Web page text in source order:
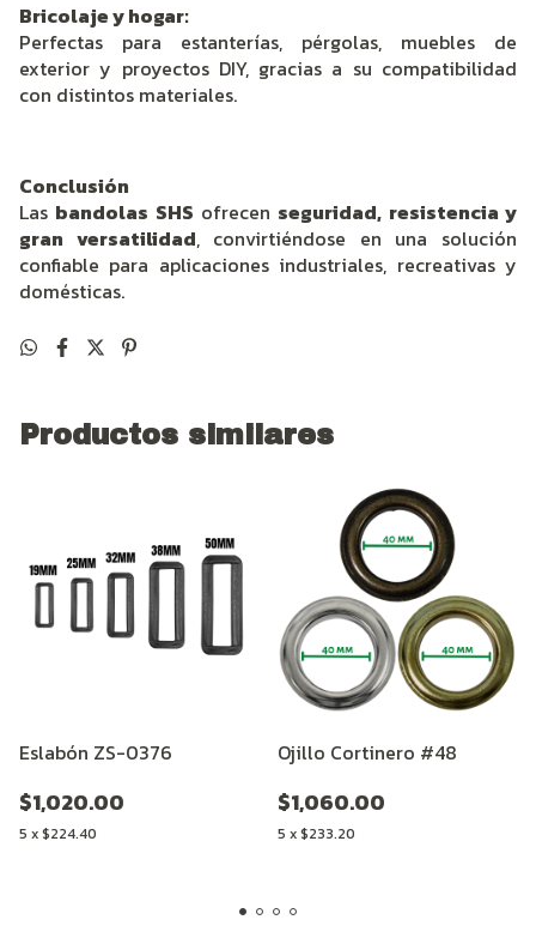
Bricolaje y hogar:
Perfectas para estanterías, pérgolas, muebles de
exterior y proyectos DIY, gracias a su compatibilidad
con distintos materiales.
Conclusión
Las bandolas SHS ofrecen seguridad, resistencia y
gran versatilidad, convirtiéndose en una solución
confiable para aplicaciones industriales, recreativas y
domésticas.
Productos similares
Eslabón ZS-0376
$1,020.00
5 x$224.40
Ojillo Cortinero #48
$1,060.00
5 x$233.20